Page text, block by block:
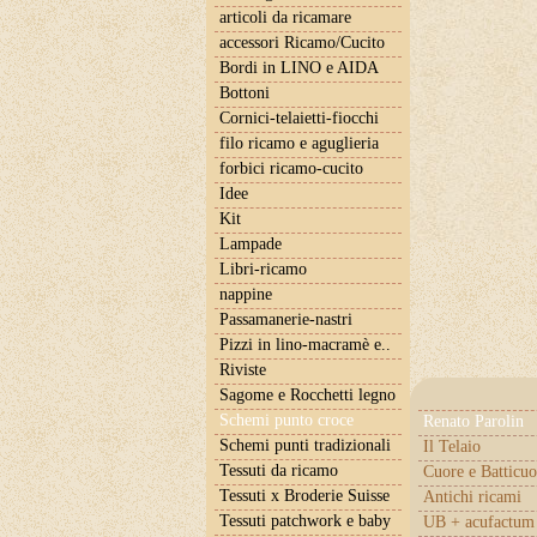
articoli da ricamare
accessori Ricamo/Cucito
Bordi in LINO e AIDA
Bottoni
Cornici-telaietti-fiocchi
filo ricamo e aguglieria
forbici ricamo-cucito
Idee
Kit
Lampade
Libri-ricamo
nappine
Passamanerie-nastri
Pizzi in lino-macramè e..
Riviste
Sagome e Rocchetti legno
Schemi punto croce
Renato Parolin
Il Telaio
Cuore e
Antichi ricami
UB +
Schemi punti tradizionali
Tessuti da ricamo
Tessuti x Broderie Suisse
Tessuti patchwork e baby